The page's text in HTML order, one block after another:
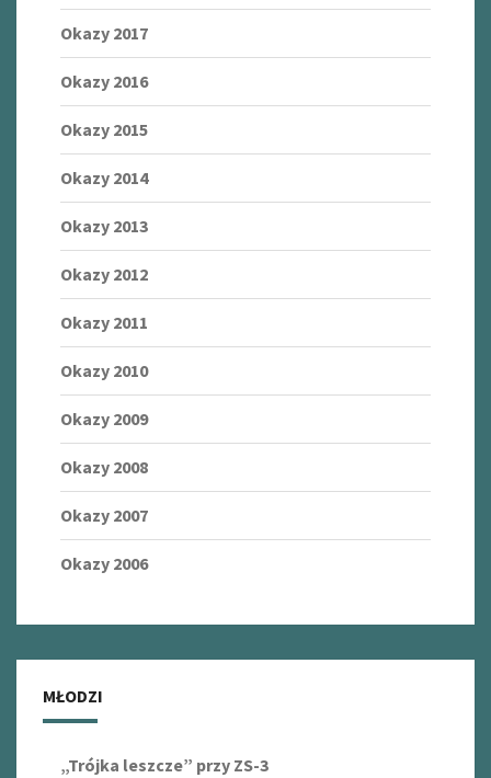
Okazy 2017
Okazy 2016
Okazy 2015
Okazy 2014
Okazy 2013
Okazy 2012
Okazy 2011
Okazy 2010
Okazy 2009
Okazy 2008
Okazy 2007
Okazy 2006
MŁODZI
„Trójka leszcze” przy ZS-3